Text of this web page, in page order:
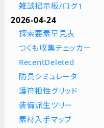
雑談掲示板/ログ1
2026-04-24
探索要素早見表
つくも収集チェッカー
RecentDeleted
防具シミュレータ
護符相性グリッド
装備派生ツリー
素材入手マップ